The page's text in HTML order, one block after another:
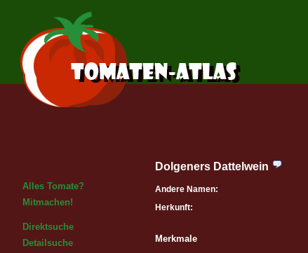
Alles Tomate?
Mitmachen!
Direktsuche
Detailsuche
Dolgeners Dattelwein
Andere Namen:
Herkunft:
Merkmale